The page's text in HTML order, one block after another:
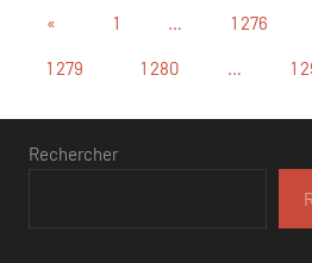
Pagination
des
publications
« Publications
1 … 1 276
1 279 1 280 … 1
Rechercher